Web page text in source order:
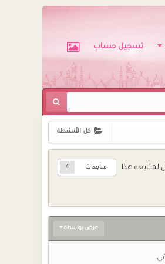
تسجيل حساب
كل الأنشطة
هذا متابعات 4
عرض بواسطة